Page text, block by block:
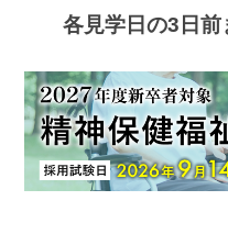
各見学日の3日